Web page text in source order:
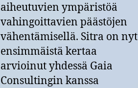
aiheutuvien ympäristöä
vahingoittavien päästöjen
vähentämisellä. Sitra on nyt
ensimmäistä kertaa
arvioinut yhdessä Gaia
Consultingin kanssa